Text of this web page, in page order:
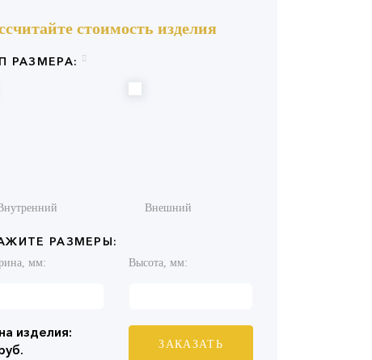
стоимость изделия
РАЗМЕРА:
Внешний
РАЗМЕРЫ:
мм: Высота, мм:
изделия:
ЗАКАЗАТЬ